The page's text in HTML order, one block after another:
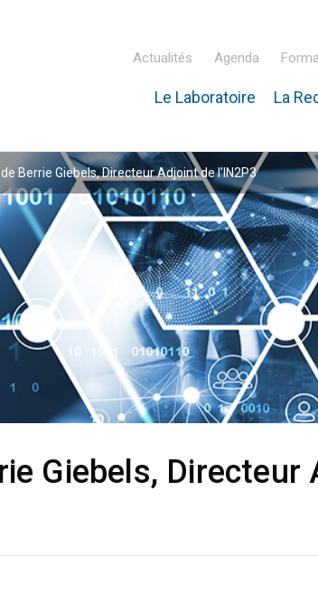
Hubert Curien –
Actualités Agenda
Le Laboratoire La
Berrie Giebels, Directeur Adjoint de l’IN2P3
Giebels, Directeur